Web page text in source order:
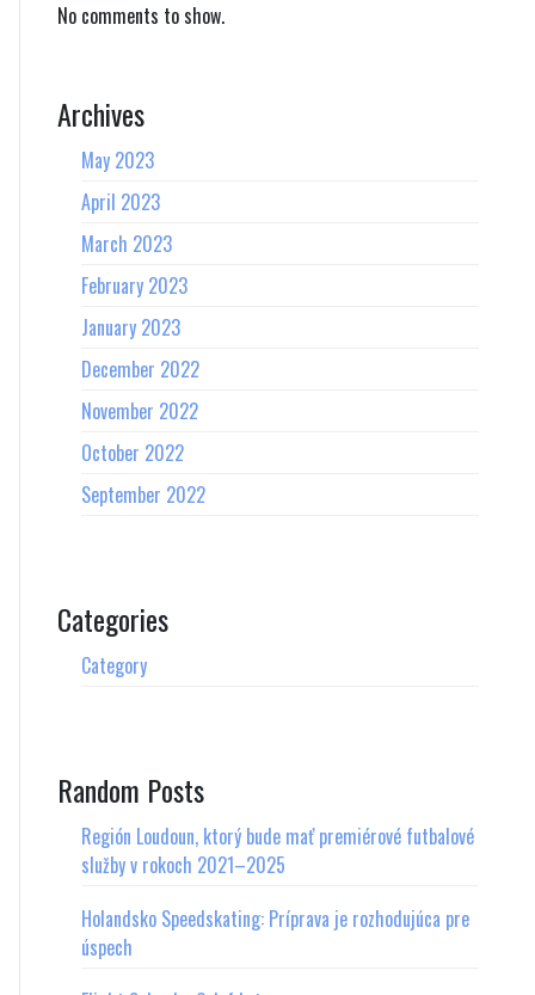
No comments to show.
Archives
May 2023
April 2023
March 2023
February 2023
January 2023
December 2022
November 2022
October 2022
September 2022
Categories
Category
Random Posts
Región Loudoun, ktorý bude mať premiérové futbalové
služby v rokoch 2021–2025
Holandsko Speedskating: Príprava je rozhodujúca pre
úspech